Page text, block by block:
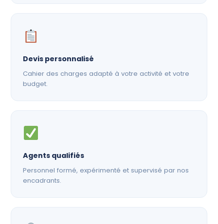
Devis personnalisé
Cahier des charges adapté à votre activité et votre
budget.
Agents qualifiés
Personnel formé, expérimenté et supervisé par nos
encadrants.